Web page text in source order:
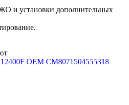
и установки дополнительных